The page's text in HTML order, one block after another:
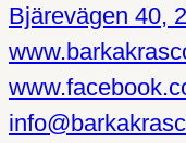
Bjärevägen 40,